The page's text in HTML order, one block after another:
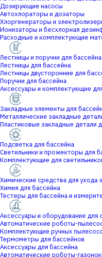
Дозирующие насосы
Автохлораторы и дозаторы
Хлоргенераторы и
Ионизаторы и бесхлорная
Расходные и комплектующие
Лестницы и поручни для бассейна
Лестницы для бассейна
Лестницы двусторонние для
Поручни для бассейна
Аксессуары и комплектующие
Закладные элементы для
Металлические закладные
Пластиковые закладные детали
Подсветка для бассейна
Светильники и прожекторы для
Комплектующие для
Химические средства для ухода
Химия для бассейна
Тестеры для бассейна и
Аксессуары и оборудование для
Автоматические роботы-
Комплектующие ручных
Термометры для бассейнов
Аксессуары для бассейна
Автоматические роботы-